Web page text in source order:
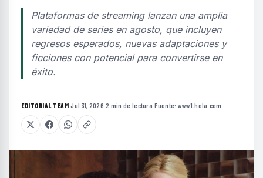
Plataformas de streaming lanzan una amplia
variedad de series en agosto, que incluyen
regresos esperados, nuevas adaptaciones y
ficciones con potencial para convertirse en
éxito.
EDITORIAL TEAM·Jul 31, 2026·2 min de lectura·Fuente: www1.hola.com